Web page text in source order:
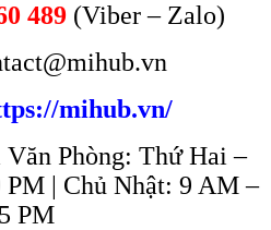
489(Viber – Zalo)
mihub.vn/
Phòng: Thứ Hai –
| Chủ Nhật: 9 AM –
5 PM